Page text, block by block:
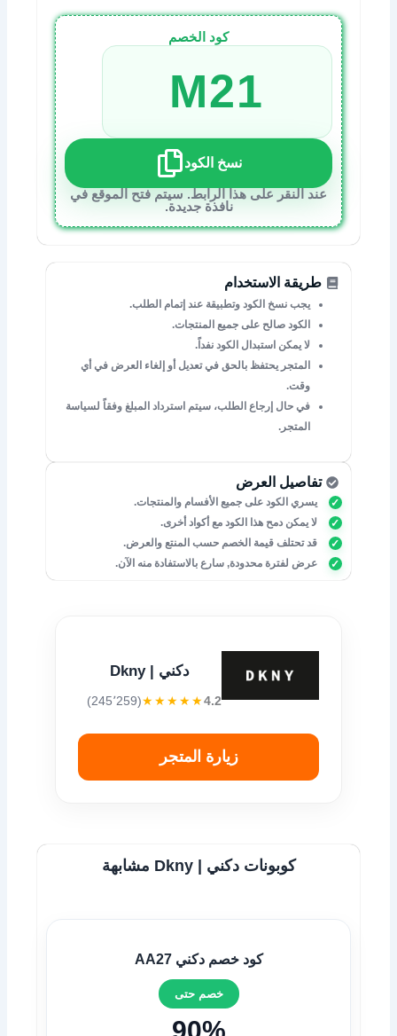
كود الخصم
M21
نسخ الكود
عند النقر على هذا الرابط. سيتم فتح الموقع في
نافذة جديدة.
طريقة الاستخدام
يجب نسخ الكود وتطبيقة عند إتمام الطلب.
الكود صالح على جميع المنتجات.
لا يمكن استبدال الكود نفداً.
المتجر يحتفظ بالحق في تعديل أو إلغاء العرض في أي
وقت.
في حال إرجاع الطلب، سيتم استرداد المبلغ وفقاً لسياسة
المتجر.
تفاصيل العرض
يسري الكود على جميع الأفسام والمنتجات.
لا يمكن دمح هذا الكود مع أكواد أخرى.
قد تحتلف قيمة الخصم حسب المنتع والعرض.
عرض لفترة محدودة, سارع بالاستفادة منه الآن.
دكني | Dkny
4.2
★★★★★(245٬259)
زيارة المتجر
كوبونات دكني | Dkny مشابهة
كود خصم دكني AA27
خصم حتى